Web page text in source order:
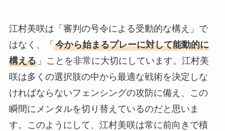
江村美咲は「審判の号令による受動的な構え」で
はなく、「 今から始まるプレーに対して能動的に
構える」ことを非常に大切にしています。江村美
咲は多くの選択肢の中から最適な戦術を決定しな
ければならないフェンシングの攻防に備え、この
瞬間にメンタルを切り替えているのだと思いま
す。このようにして、江村美咲は常に前向きで積